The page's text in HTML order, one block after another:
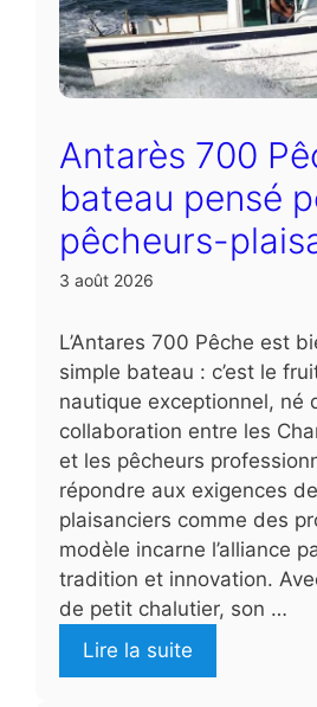
Antarès 700
bateau pensé
pêcheurs-
3 août 2026
L’Antares 700 Pêche est
simple bateau : c’est le
nautique exceptionnel, né
collaboration entre les
et les pêcheurs
répondre aux exigences
plaisanciers comme des
modèle incarne l’alliance
tradition et innovation.
de petit chalutier, son …
Lire la suite